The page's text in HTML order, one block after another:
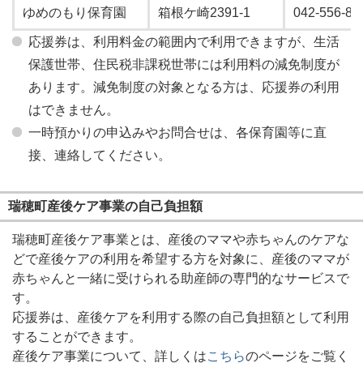
ゆめのもり保育園 箱根ケ崎2391-1 042-556-
応援券は、利用料金の範囲内で利用できますが、生活
保護世帯、住民税非課税世帯には利用料の減免制度が
あります。減免制度の対象となる方は、応援券の利用
はできません。
一時預かりの申込みやお問合せは、各保育園等に直
接、連絡してください。
瑞穂町産後ケア事業の自己負担額
瑞穂町産後ケア事業とは、産後のママや赤ちゃんのケアな
どで産後ケアの利用を希望する方を対象に、産後のママが
赤ちゃんと一緒に受けられる助産師の専門的なサービスで
す。
応援券は、産後ケアを利用する際の自己負担額として利用
することができます。
産後ケア事業について、詳しくはこちらのページをご覧く